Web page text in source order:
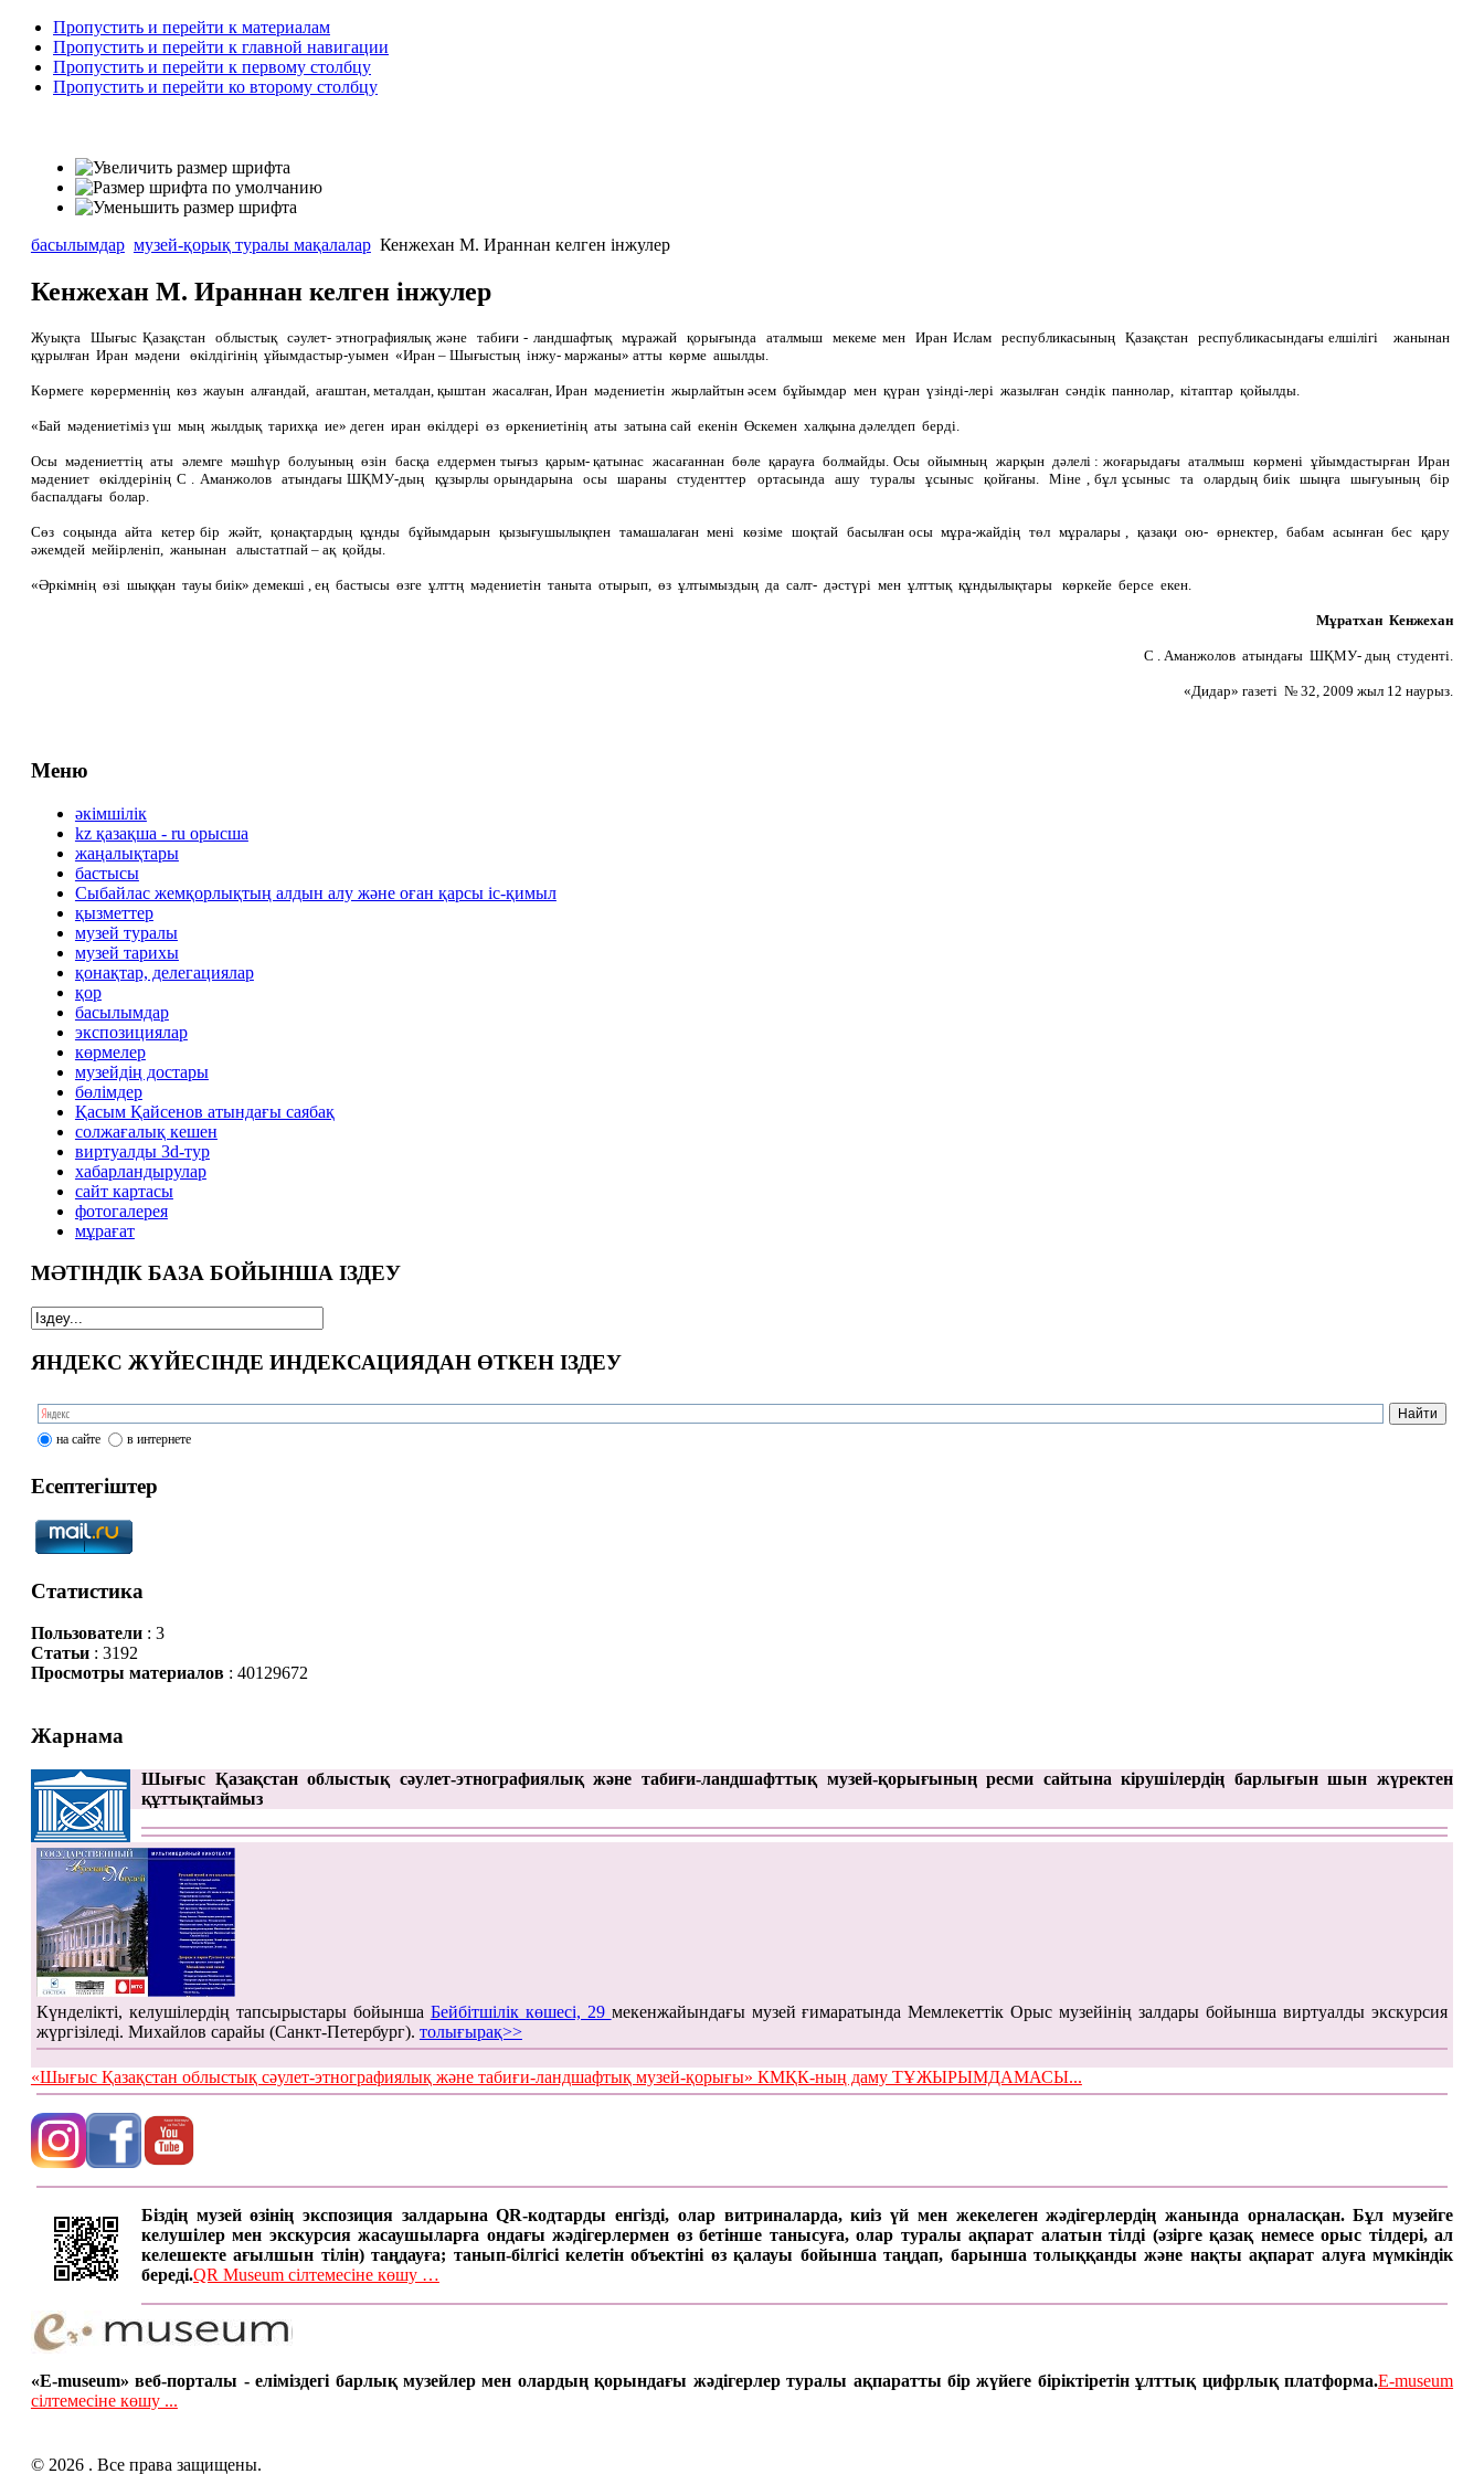
Пропустить и перейти к материалам
Пропустить и перейти к главной навигации
Пропустить и перейти к первому столбцу
Пропустить и перейти ко второму столбцу
басылымдар музей-қорық туралы мақалалар Кенжехан М. Ираннан келген інжулер
Кенжехан М. Ираннан келген інжулер
Жуықта Шығыс Қазақстан облыстық сәулет- этнографиялық және табиғи - ландшафтық мұражай қорығында аталмыш мекеме мен Иран Ислам республикасының Қазақстан республикасындағы елшілігі жанынан
құрылған Иран мәдени өкілдігінің ұйымдастыр-уымен «Иран – Шығыстың інжу- маржаны» атты көрме ашылды.
Көрмеге көрерменнің көз жауын алғандай, ағаштан, металдан, қыштан жасалған, Иран мәдениетін жырлайтын әсем бұйымдар мен қүран үзінді-лері жазылған сәндік паннолар, кітаптар қойылды.
«Бай мәдениетіміз үш мың жылдық тарихқа ие» деген иран өкілдері өз өркениетінің аты затына сай екенін Өскемен халқына дәлелдеп берді.
Осы мәдениеттің аты әлемге мәшһүр болуының өзін басқа елдермен тығыз қарым- қатынас жасағаннан бөле қарауға болмайды. Осы ойымның жарқын дәлелі : жоғарыдағы аталмыш көрмені ұйымдастырған Иран
мәдениет өкілдерінің С . Аманжолов атындағы ШҚМУ-дың құзырлы орындарына осы шараны студенттер ортасында ашу туралы ұсыныс қойғаны. Міне , бұл ұсыныс та олардың биік шыңға шығуының бір
баспалдағы болар.
Сөз соңында айта кетер бір жәйт, қонақтардың құнды бұйымдарын қызығушылықпен тамашалаған мені көзіме шоқтай басылған осы мұра-жайдің төл мұралары , қазақи ою- өрнектер, бабам асынған бес қару
әжемдей мейірленіп, жанынан алыстатпай – ақ қойды.
«Әркімнің өзі шыққан тауы биік» демекші , ең бастысы өзге ұлттң мәдениетін таныта отырып, өз ұлтымыздың да салт- дәстүрі мен ұлттық құндылықтары көркейе берсе екен.
Мұратхан Кенжехан
С . Аманжолов атындағы ШҚМУ- дың студенті.
«Дидар» газеті № 32, 2009 жыл 12 наурыз.
Меню
әкімшілік
kz қазақша - ru орысша
жаңалықтары
бастысы
Сыбайлас жемқорлықтың алдын алу және оған қарсы іс-қимыл
қызметтер
музей туралы
музей тарихы
қонақтар, делегациялар
қор
басылымдар
экспозициялар
көрмелер
музейдің достары
бөлімдер
Қасым Қайсенов атындағы саябақ
солжағалық кешен
виртуалды 3d-тур
xабарландырулар
сайт картасы
фотогалерея
мұрағат
МӘТІНДІК БАЗА БОЙЫНША ІЗДЕУ
ЯНДЕКС ЖҮЙЕСІНДЕ ИНДЕКСАЦИЯДАН ӨТКЕН ІЗДЕУ
на сайте в интернете
Есептегіштер
Статистика
Пользователи: 3
Статьи: 3192
Просмотры материалов: 40129672
Жарнама
Шығыс Қазақстан облыстық сәулет-этнографиялық және табиғи-ландшафттық музей-қорығының ресми сайтына кірушілердің барлығын шын жүректен
құттықтаймыз
Күнделікті, келушілердің тапсырыстары бойынша Бейбітшілік көшесі, 29 мекенжайындағы музей ғимаратында Мемлекеттік Орыс музейінің залдары бойынша виртуалды экскурсия
жүргізіледі. Михайлов сарайы (Санкт-Петербург). толығырақ>>
«Шығыс Қазақстан облыстық сәулет-этнографиялық және табиғи-ландшафтық музей-қорығы» КМҚК-ның даму ТҰЖЫРЫМДАМАСЫ...
Біздің музей өзінің экспозиция залдарына QR-кодтарды енгізді, олар витриналарда, киіз үй мен жекелеген жәдігерлердің жанында орналасқан. Бұл музейге
келушілер мен экскурсия жасаушыларға ондағы жәдігерлермен өз бетінше танысуға, олар туралы ақпарат алатын тілді (әзірге қазақ немесе орыс тілдері, ал
келешекте ағылшын тілін) таңдауға; танып-білгісі келетін объектіні өз қалауы бойынша таңдап, барынша толыққанды және нақты ақпарат алуға мүмкіндік
береді.QR Museum сілтемесіне көшу …
«E-museum» веб-порталы - еліміздегі барлық музейлер мен олардың қорындағы жәдігерлер туралы ақпаратты бір жүйеге біріктіретін ұлттық цифрлық платформа.E-museum
сілтемесіне көшу ...
© 2026 . Все права защищены.